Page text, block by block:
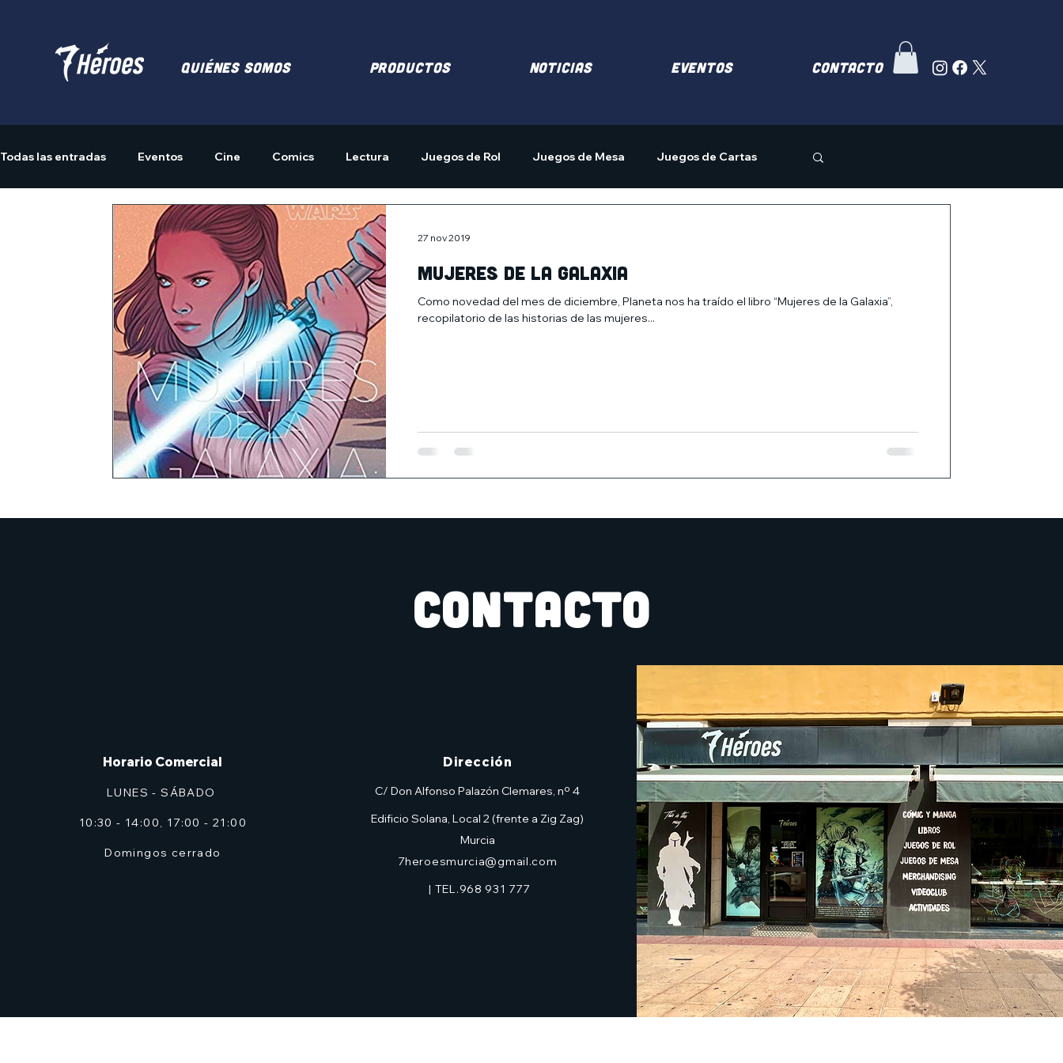
Quiénes somos PRODUCTOS NOTICIAS EVENTOS Contacto
Todas las entradas Eventos Cine Comics Lectura Juegos de Rol Juegos de Mesa Juegos de Cartas
Merchandising
Mujeres de la galaxia
Como novedad del mes de diciembre, Planeta nos ha traído el libro “Mujeres de la Galaxia”,
recopilatorio de las historias de las mujeres...
27 nov 2019
CONTACTO
Horario Comercial
LUNES - SÁBADO
10:30 - 14:00, 17:00 - 21:00
Domingos cerrado
Dirección
C/ Don Alfonso Palazón Clemares, nº 4
Edificio Solana, Local 2 (frente a Zig Zag)
Murcia
7heroesmurcia@gmail.com
| TEL.968 931 777